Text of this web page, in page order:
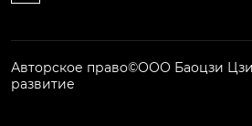
Авторское право©ООО Баоцзи
развитие